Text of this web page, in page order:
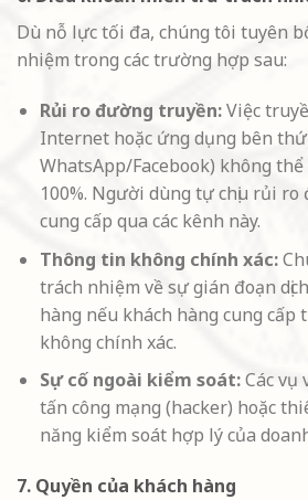
Dù nỗ lực tối đa, chúng tôi tuyên
nhiệm trong các trường hợp sau:
Rủi ro đường truyền:Việc
Internet hoặc ứng dụng bên
WhatsApp/Facebook) không
100%. Người dùng tự chịu rủi
cung cấp qua các kênh này.
Thông tin không chính xác:
trách nhiệm về sự gián đoạn
hàng nếu khách hàng cung
không chính xác.
Sự cố ngoài kiểm soát:Các vụ
tấn công mạng (hacker) hoặc
năng kiểm soát hợp lý của
7. Quyền của khách hàng